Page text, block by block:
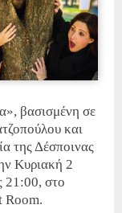
βασισμένη σε
και
της Δέσποινας
Κυριακή 2
21:00, στο
Room.